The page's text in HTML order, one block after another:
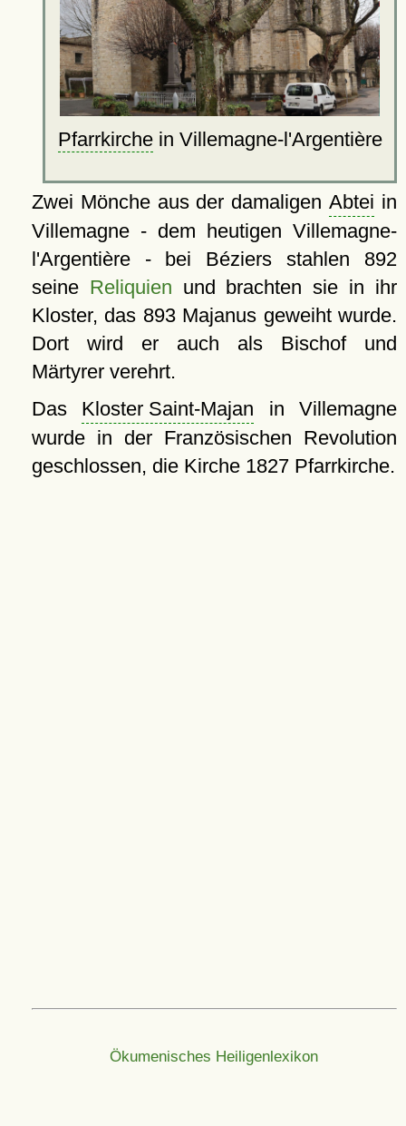
Pfarrkirchein Villemagne-l'Argentière
Zwei Mönche aus der damaligenAbtei in
Villemagne - dem heutigen Villemagne-
l'Argentière - bei Béziers stahlen 892
seine Reliquien und brachten sie in ihr
Kloster, das 893 Majanus geweiht wurde.
Dort wird er auch als Bischof und
Märtyrer verehrt.
Das Kloster Saint-Majan in Villemagne
wurde in der Französischen Revolution
geschlossen, die Kirche 1827 Pfarrkirche.
Ökumenisches Heiligenlexikon